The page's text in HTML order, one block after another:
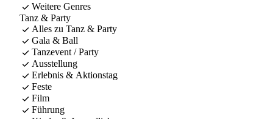
Weitere Genres
Tanz & Party
Alles zu Tanz & Party
Gala & Ball
Tanzevent / Party
Ausstellung
Erlebnis & Aktionstag
Feste
Film
Führung